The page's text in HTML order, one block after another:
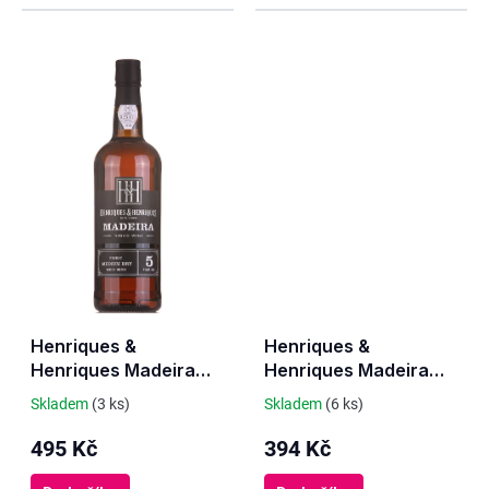
Henriques &
Henriques Madeira
Medium Dry 5 Y.O.
Skladem (3 ks)
495 Kč
Henriques &
Henriques Madeira
Medium Rich 3 Y.O.
Skladem (6 ks)
394 Kč